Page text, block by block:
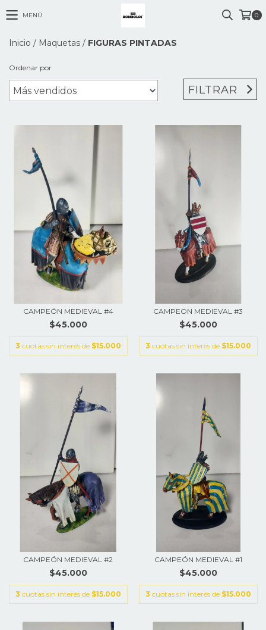
MENÚ 0
Inicio / Maquetas / FIGURAS PINTADAS
Ordenar por
FILTRAR
CAMPEÓN MEDIEVAL #4
$45.000
3 cuotas sin interés de $15.000
CAMPEON MEDIEVAL #3
$45.000
3 cuotas sin interés de $15.000
CAMPEÓN MEDIEVAL #2
$45.000
3 cuotas sin interés de $15.000
CAMPEÓN MEDIEVAL #1
$45.000
3 cuotas sin interés de $15.000